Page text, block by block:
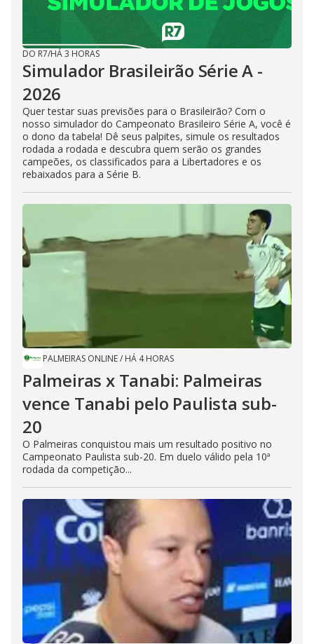
DO R7/HÁ 3 HORAS
Simulador Brasileirão Série A -
2026
Quer testar suas previsões para o Brasileirão? Com o
nosso simulador do Campeonato Brasileiro Série A, você é
o dono da tabela! Dê seus palpites, simule os resultados
rodada a rodada e descubra quem serão os grandes
campeões, os classificados para a Libertadores e os
rebaixados para a Série B.
PALMEIRAS ONLINE/ HÁ 4 HORAS
Palmeiras x Tanabi: Palmeiras
vence Tanabi pelo Paulista sub-
20
O Palmeiras conquistou mais um resultado positivo no
Campeonato Paulista sub-20. Em duelo válido pela 10ª
rodada da competição...